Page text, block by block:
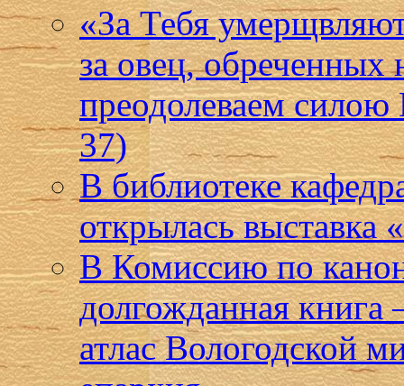
«За Тебя
за овец, обреченных
преодолеваем
37)
В библиотеке
открылась
В Комиссию по
долгожданная
атлас Вологодской